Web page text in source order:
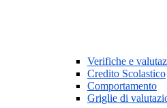
Verifiche e
Credito Scolastico
Comportamento
Griglie di